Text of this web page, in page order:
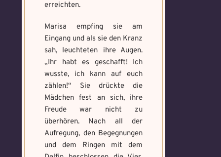
erreichten.
Marisa empfing sie am
Eingang und als sie den Kranz
sah, leuchteten ihre Augen.
„Ihr habt es geschafft! Ich
wusste, ich kann auf euch
zählen!“ Sie drückte die
Mädchen fest an sich, ihre
Freude war nicht zu
überhören. Nach all der
Aufregung, den Begegnungen
und dem Ringen mit dem